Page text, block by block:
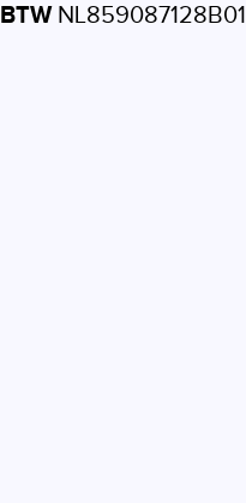
BTWNL859087128B01